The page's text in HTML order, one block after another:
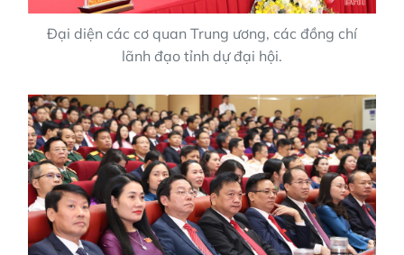
Đại diện các cơ quan Trung ương, các đồng chí
lãnh đạo tỉnh dự đại hội.